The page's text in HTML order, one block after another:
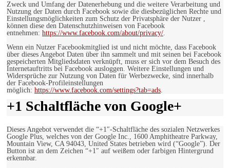
Zweck und Umfang der Datenerhebung und die weitere Verarbeitung und
Nutzung der Daten durch Facebook sowie die diesbezüglichen Rechte und
Einstellungsmöglichkeiten zum Schutz der Privatsphäre der Nutzer ,
können diese den Datenschutzhinweisen von Facebook
entnehmen: https://www.facebook.com/about/privacy/.
Wenn ein Nutzer Facebookmitglied ist und nicht möchte, dass Facebook
über dieses Angebot Daten über ihn sammelt und mit seinen bei Facebook
gespeicherten Mitgliedsdaten verknüpft, muss er sich vor dem Besuch des
Internetauftritts bei Facebook ausloggen. Weitere Einstellungen und
Widersprüche zur Nutzung von Daten für Werbezwecke, sind innerhalb
der Facebook-Profileinstellungen
möglich: https://www.facebook.com/settings?tab=ads.
+1 Schaltfläche von Google+
Dieses Angebot verwendet die “+1″-Schaltfläche des sozialen Netzwerkes
Google Plus, welches von der Google Inc., 1600 Amphitheatre Parkway,
Mountain View, CA 94043, United States betrieben wird (“Google”). Der
Button ist an dem Zeichen “+1″ auf weißem oder farbigen Hintergrund
erkennbar.